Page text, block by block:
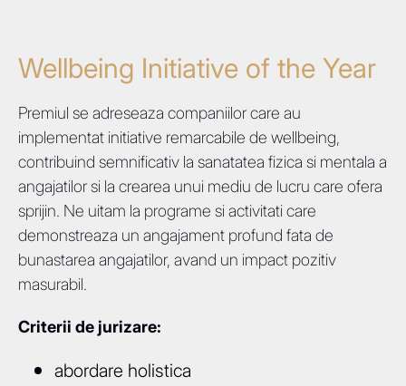
Wellbeing Initiative of the Year
Premiul se adreseaza companiilor care au
implementat initiative remarcabile de wellbeing,
contribuind semnificativ la sanatatea fizica si mentala a
angajatilor si la crearea unui mediu de lucru care ofera
sprijin. Ne uitam la programe si activitati care
demonstreaza un angajament profund fata de
bunastarea angajatilor, avand un impact pozitiv
masurabil.
Criterii de jurizare:
abordare holistica